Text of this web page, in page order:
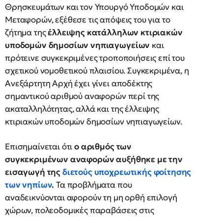
Θρησκευμάτων και τον Υπουργό Υποδομών και
Μεταφορών, εξέθεσε τις απόψεις του για το
ζήτημα τηςέλλειψης κατάλληλων κτιριακών
υποδομών δημοσίων νηπιαγωγείων και
πρότεινε συγκεκριμένες τροποποιήσεις επί του
σχετικού νομοθετικού πλαισίου. Συγκεκριμένα, η
Ανεξάρτητη Αρχή έχει γίνει αποδέκτης
σημαντικού αριθμού αναφορών περί της
ακαταλληλότητας, αλλά και της έλλειψης
κτιριακών υποδομών δημοσίων νηπιαγωγείων.
Επισημαίνεται ότιο αριθμός των
συγκεκριμένων αναφορών αυξήθηκε με την
εισαγωγή τηςδιετούς υποχρεωτικής φοίτησης
των νηπίων. Τα προβλήματα που
αναδεικνύονται αφορούν τη μη ορθή επιλογή
χώρων, πολεοδομικές παραβάσεις στις